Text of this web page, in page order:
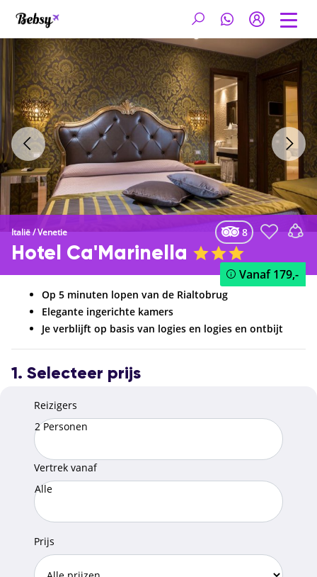
Italië/Venetie 8
Hotel Ca'Marinella
Vanaf179,-
Op 5 minuten lopen van de Rialtobrug
Elegante ingerichte kamers
Je verblijft op basis van logies en logies en ontbijt
1. Selecteer prijs
Reizigers
2 Personen
Vertrek vanaf
Alle
Prijs